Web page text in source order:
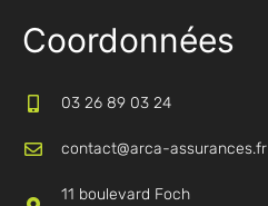
Coordonnées
03 26 89 03 24
contact@arca-assurances.fr
11 boulevard Foch